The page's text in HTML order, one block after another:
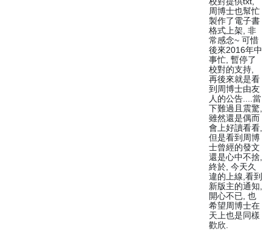
周博士也幫忙
製作了電子書
格式上架, 非
常感念~ 可惜
後來2016年中
事忙, 暫停了
校對的支持,
再後來就是看
到周博士由友
人的公告....當
下難過且震驚,
雖然還是偶而
會上好讀看看,
但是看到周博
士曾經的發文
還是心中不捨,
終於, 今天久
違的上線,看到
新版主的通知,
開心不已, 也
希望周博士在
天上也是同樣
歡欣.